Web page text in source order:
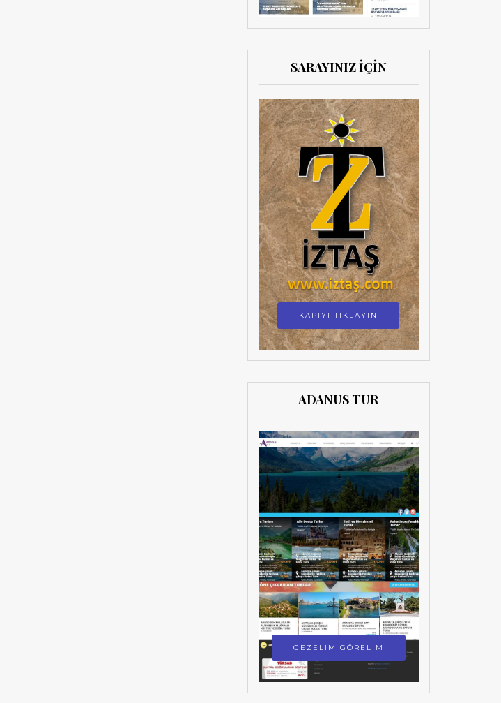
SARAYINIZ İÇİN
KAPIYI TIKLAYIN
ADANUS TUR
GEZELİM GÖRELİM